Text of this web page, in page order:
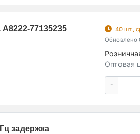
77135235
40 шт.,
Обновлено
Оптовая
-
задержка